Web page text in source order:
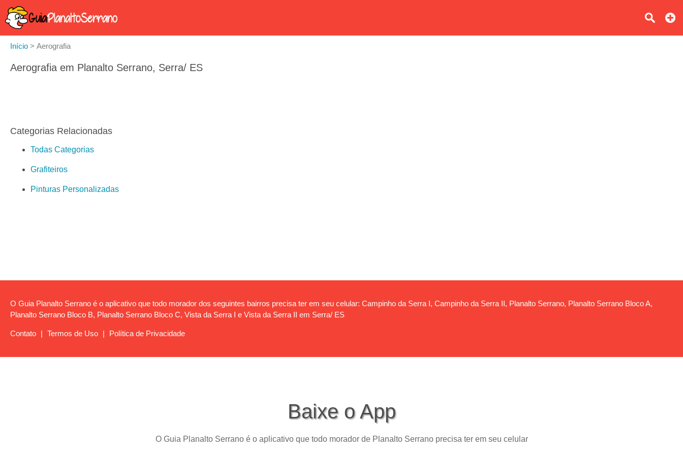
Início > Aerografia
Aerografia em Planalto Serrano, Serra/ ES
Categorias Relacionadas
Todas Categorias
Grafiteiros
Pinturas Personalizadas
O Guia Planalto Serrano é o aplicativo que todo morador dos seguintes bairros precisa ter em seu celular: Campinho da Serra I, Campinho da Serra II, Planalto Serrano, Planalto Serrano Bloco A,
Planalto Serrano Bloco B, Planalto Serrano Bloco C, Vista da Serra I e Vista da Serra II em Serra/ ES
Contato | Termos de Uso | Política de Privacidade
Baixe o App
O Guia Planalto Serrano é o aplicativo que todo morador de Planalto Serrano precisa ter em seu celular